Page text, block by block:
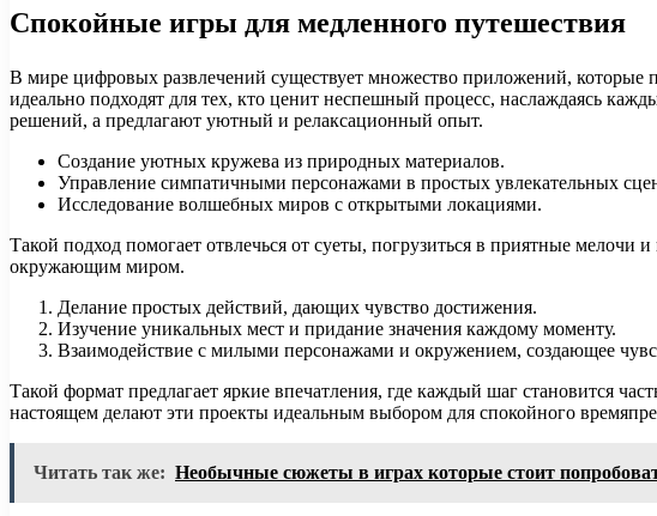
Спокойные игры для медленного путешествия
В мире цифровых развлечений существует множество приложений,
идеально подходят для тех, кто ценит неспешный процесс, наслаждаясь
решений, а предлагают уютный и релаксационный опыт.
Создание уютных кружева из природных материалов.
Управление симпатичными персонажами в простых увлекательных
Исследование волшебных миров с открытыми локациями.
Такой подход помогает отвлечься от суеты, погрузиться в приятные
окружающим миром.
Делание простых действий, дающих чувство достижения.
Изучение уникальных мест и придание значения каждому моменту.
Взаимодействие с милыми персонажами и окружением, создающее
Такой формат предлагает яркие впечатления, где каждый шаг становится
настоящем делают эти проекты идеальным выбором для спокойного
Читать так же: Необычные сюжеты в играх которые стоит